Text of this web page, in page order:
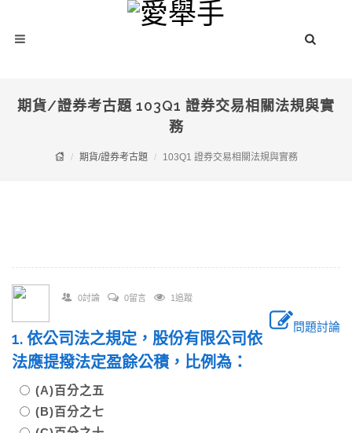
期貨/證券考古題 103Q1 證券交易相關法規與實
務
期貨/證券考古題 103Q1 證券交易相關法規與實務
0討論 0留言 1追蹤
問題討論
1. 依公司法之規定，股份有限公司依
法應提撥法定盈餘公積，比例為：
(A)百分之五
(B)百分之七